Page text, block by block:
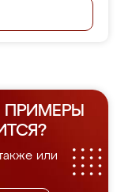
ПРИМЕРЫ
или